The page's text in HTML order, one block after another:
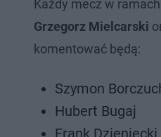
Każdy mecz w
Grzegorz Mielcarski
komentować będą:
Szymon
Hubert Bugaj